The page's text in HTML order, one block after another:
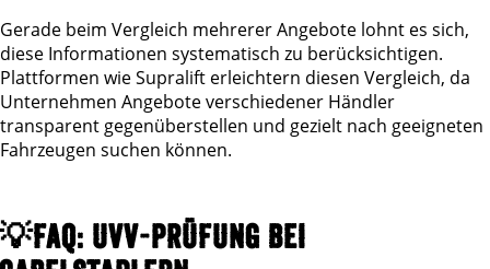
Gerade beim Vergleich mehrerer Angebote lohnt es sich,
diese Informationen systematisch zu berücksichtigen.
Plattformen wie Supralift erleichtern diesen Vergleich, da
Unternehmen Angebote verschiedener Händler
transparent gegenüberstellen und gezielt nach geeigneten
Fahrzeugen suchen können.
UVV-PRÜFUNG BEI